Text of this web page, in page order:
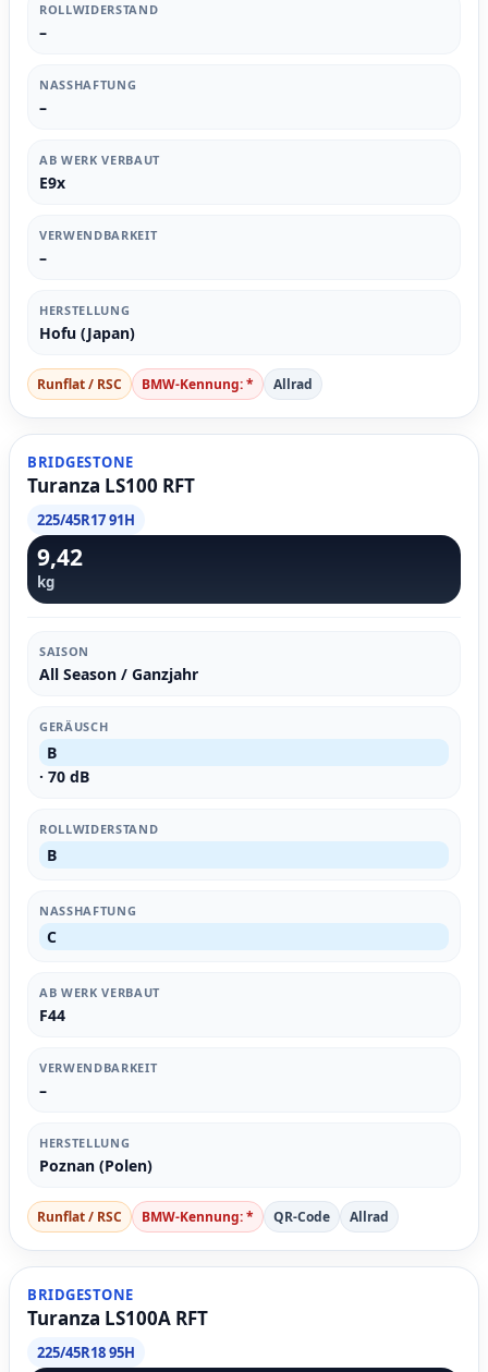
ROLLWIDERSTAND
–
NASSHAFTUNG
–
AB WERK VERBAUT
E9x
VERWENDBARKEIT
–
HERSTELLUNG
Hofu (Japan)
Runflat / RSC BMW-Kennung: * Allrad
BRIDGESTONE
Turanza LS100 RFT
225/45R17 91H
9,42
kg
SAISON
All Season / Ganzjahr
GERÄUSCH
B
· 70 dB
ROLLWIDERSTAND
B
NASSHAFTUNG
C
AB WERK VERBAUT
F44
VERWENDBARKEIT
–
HERSTELLUNG
Poznan (Polen)
Runflat / RSC BMW-Kennung: * QR-Code Allrad
BRIDGESTONE
Turanza LS100A RFT
225/45R18 95H